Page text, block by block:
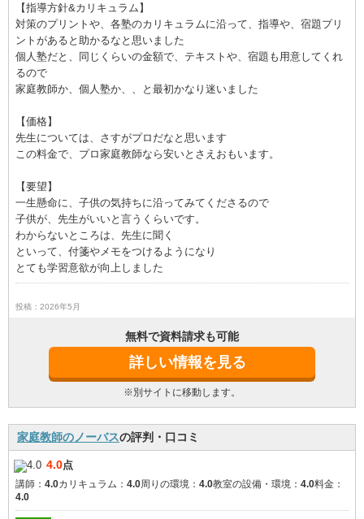
【指導方針&カリキュラム】
対策のプリントや、各塾のカリキュラムに沿って、指導や、宿題プリ
ントがあると助かるなと思いました
個人塾だと、同じくらいの金額で、テキストや、宿題も用意してくれ
るので
家庭教師か、個人塾か、、と最初かなり迷いました
【価格】
先生については、さすがプロだなと思います
この料金で、プロ家庭教師なら安いとさえおもいます。
【要望】
一生懸命に、子供の気持ちに沿ってみてくださるので
子供が、先生がいいと言うくらいです。
わからないところは、先生に聞く
といって、付箋やメモをつけるようになり
とても学習意欲が向上しました
投稿：2026年5月
無料で資料請求も可能
詳しい情報を見る
※別サイトに移動します。
家庭教師のノーバスの評判・口コミ
4.0点
講師： 4.0カリキュラム： 4.0周りの環境： 4.0教室の設備・環境： 4.0料金：
4.0